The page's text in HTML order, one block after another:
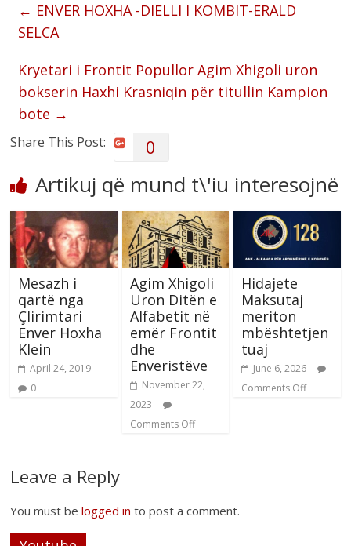
← ENVER HOXHA -DIELLI I KOMBIT-ERALD
SELCA
Kryetari i Frontit Popullor Agim Xhigoli uron
bokserin Haxhi Krasniqin për titullin Kampion
bote →
Share This Post: 0
Artikuj që mund t\'iu interesojnë
Mesazh i
qartë nga
Çlirimtari
Enver Hoxha
Klein
April 24, 2019
0
Agim Xhigoli
Uron Ditën e
Alfabetit në
emër Frontit
dhe
Enveristëve
November 22,
2023
Comments Off
Hidajete
Maksutaj
meriton
mbështetjen
tuaj
June 6, 2026
Comments Off
Leave a Reply
You must belogged in to post a comment.